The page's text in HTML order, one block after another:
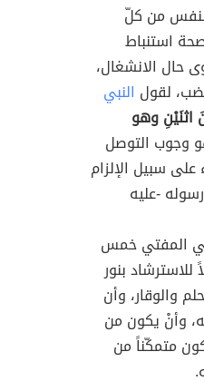
من كلّ
استنباط
حال الانشغال،
لقول النبي
وهو
وجوب التوصل
سبيل الإلزام
-عليه
المفتي خمس
بنور
والوقار، وأن
وأنْ يكون من
متمكّناً من